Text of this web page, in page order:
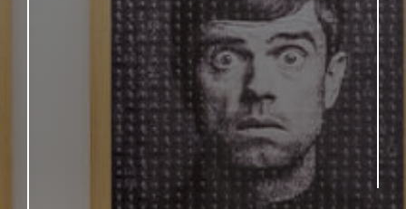
שאלות ותשובות
תוצאות מטופלים
מן התקשורת